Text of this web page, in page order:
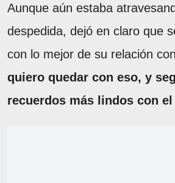
Aunque aún estaba
despedida, dejó en claro que
con lo mejor de su relación
quiero quedar con eso, y
recuerdos más lindos con